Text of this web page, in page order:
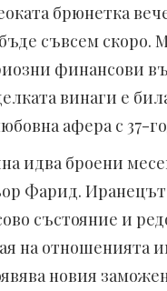
брюнетка
съвсем
финансови
винаги е
афера с 37-
идва броени
Фарид.
състояние и
на отношенията
новия